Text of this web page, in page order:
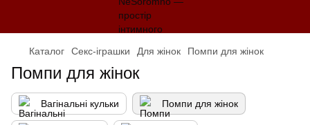
Каталог Секс-іграшки Для жінок Помпи для жінок
Помпи для жінок
Вагінальні кульки Помпи для жінок